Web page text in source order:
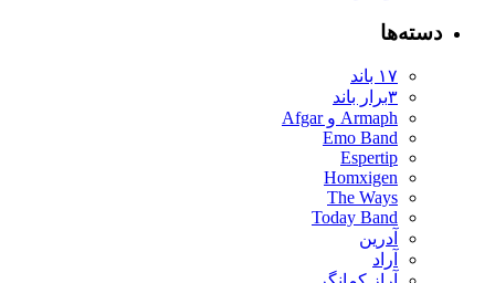
دسته‌ها
۱۷ باند
۳برار باند
Armaph و Afgar
Emo Band
Espertip
Homxigen
The Ways
Today Band
آدرین
آراد